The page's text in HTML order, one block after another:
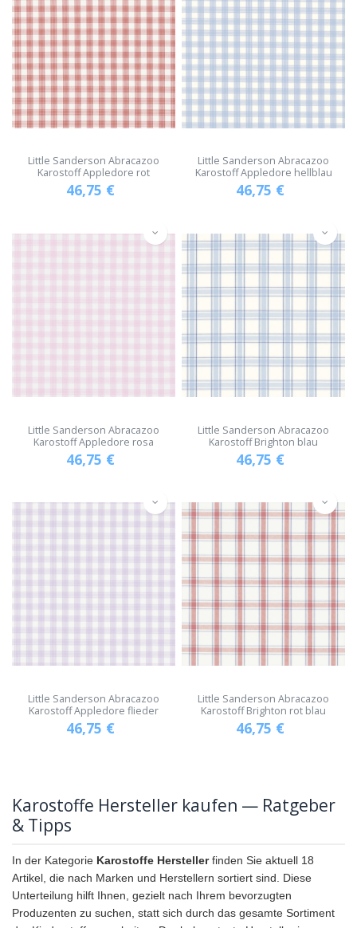
Little Sanderson Abracazoo
Karostoff Appledore rot
46,75 €
Little Sanderson Abracazoo
Karostoff Appledore hellblau
46,75 €
Little Sanderson Abracazoo
Karostoff Appledore rosa
46,75 €
Little Sanderson Abracazoo
Karostoff Brighton blau
46,75 €
Little Sanderson Abracazoo
Karostoff Appledore flieder
46,75 €
Little Sanderson Abracazoo
Karostoff Brighton rot blau
46,75 €
Karostoffe Hersteller kaufen — Ratgeber
& Tipps
In der Kategorie Karostoffe Herstellerfinden Sie aktuell 18
Artikel, die nach Marken und Herstellern sortiert sind. Diese
Unterteilung hilft Ihnen, gezielt nach Ihrem bevorzugten
Produzenten zu suchen, statt sich durch das gesamte Sortiment